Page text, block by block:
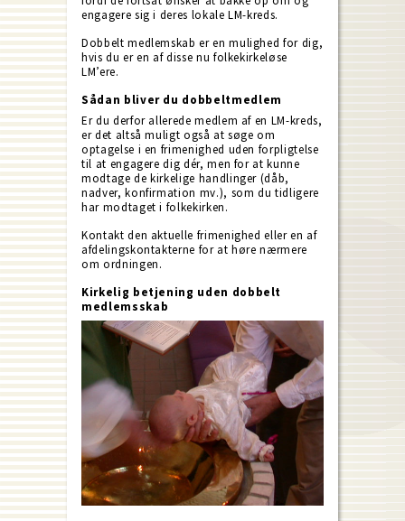
engagere sig i deres lokale LM-kreds.
Dobbelt medlemskab er en mulighed for dig,
hvis du er en af disse nu folkekirkeløse
LM’ere.
Sådan bliver du dobbeltmedlem
Er du derfor allerede medlem af en LM-kreds,
er det altså muligt også at søge om
optagelse i en frimenighed uden forpligtelse
til at engagere dig dér, men for at kunne
modtage de kirkelige handlinger (dåb,
nadver, konfirmation mv.), som du tidligere
har modtaget i folkekirken.
Kontakt den aktuelle frimenighed eller en af
afdelingskontakterne for at høre nærmere
om ordningen.
Kirkelig betjening uden dobbelt
medlemsskab